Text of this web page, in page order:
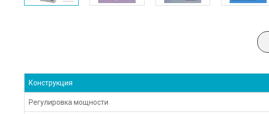
Конструкция
Регулировка мощности